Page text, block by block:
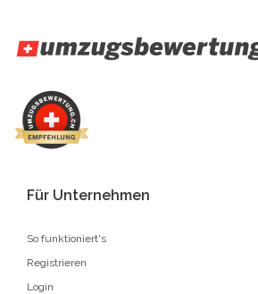
Für Unternehmen
So funktioniert's
Registrieren
Login